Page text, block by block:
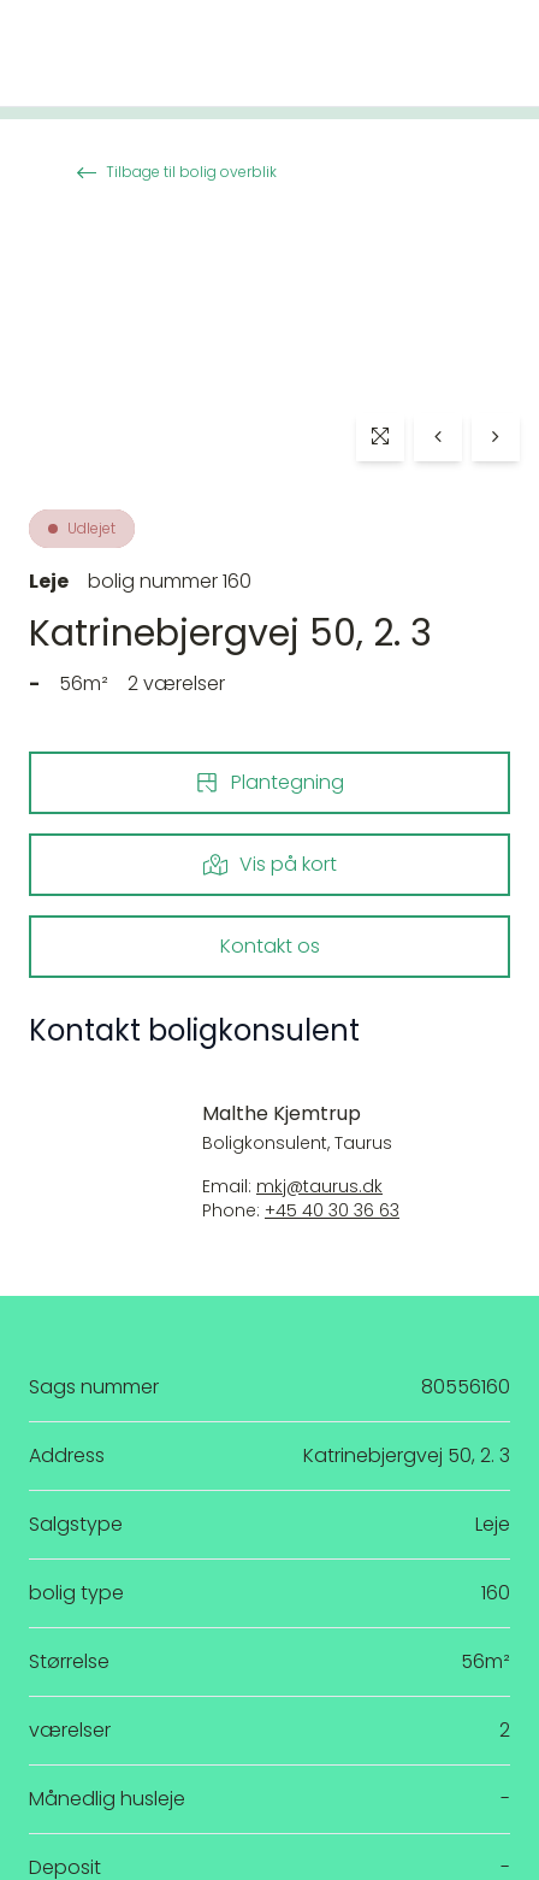
Tilbage til bolig overblik
Udlejet
Leje bolig nummer 160
Katrinebjergvej 50, 2. 3
- 56m² 2 værelser
Plantegning
Vis på kort
Kontakt os
Kontakt boligkonsulent
Malthe Kjemtrup
Boligkonsulent, Taurus
Email: mkj@taurus.dk
Phone: +45 40 30 36 63
Sags nummer 80556160
Address Katrinebjergvej 50, 2. 3
Salgstype Leje
bolig type 160
Størrelse 56m²
værelser 2
Månedlig husleje -
Deposit -